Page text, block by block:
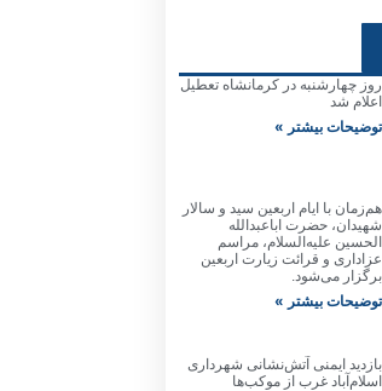
روز چهارشنبه در کرمانشاه تعطیل
اعلام شد
توضیحات بیشتر »
هم‌زمان با ایام اربعین سید و سالار
شهیدان، حضرت اباعبدالله
الحسین علیه‌السلام، مراسم
عزاداری و قرائت زیارت اربعین
برگزار می‌شود.
توضیحات بیشتر »
بازدید ایمنی آتش‌نشانی شهرداری
اسلام‌آباد غرب از موکب‌ها